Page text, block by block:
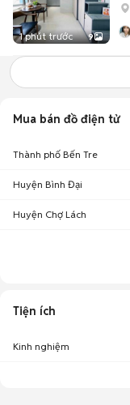
1 phút trước 9
Mua bán đồ điện tử
Thành phố Bến Tre
Huyện Bình Đại
Huyện Chợ Lách
Tiện ích
Kinh nghiệm